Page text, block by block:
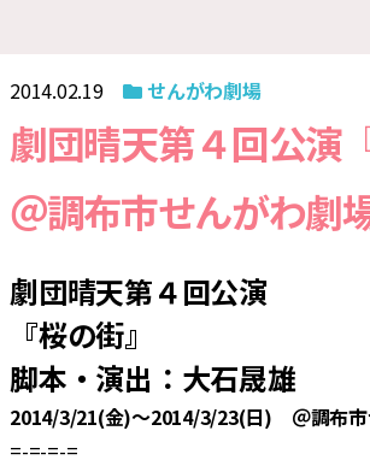
川-
仙
川
商
街
協
合
2014.02.19 せんがわ劇場
劇団晴天第４回公演
＠調布市せんがわ劇
劇団晴天第４回公演
『桜の街』
脚本・演出：大石晟雄
2014/3/21(金)～2014/3/23(日) ＠調布市
=-=-=-=